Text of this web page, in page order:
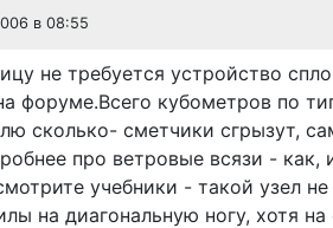
в 08:55
не требуется устройство
форуме.Всего кубометров по
сколько- сметчики сгрызут,
про ветровые всязи - как,
учебники - такой узел
на диагональную ногу, хотя